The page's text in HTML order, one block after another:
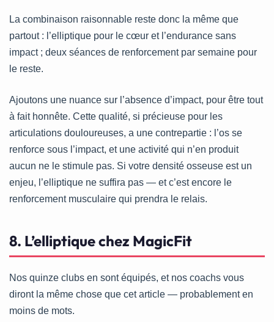
La combinaison raisonnable reste donc la même que
partout : l’elliptique pour le cœur et l’endurance sans
impact ; deux séances de renforcement par semaine pour
le reste.
Ajoutons une nuance sur l’absence d’impact, pour être tout
à fait honnête. Cette qualité, si précieuse pour les
articulations douloureuses, a une contrepartie : l’os se
renforce sous l’impact, et une activité qui n’en produit
aucun ne le stimule pas. Si votre densité osseuse est un
enjeu, l’elliptique ne suffira pas — et c’est encore le
renforcement musculaire qui prendra le relais.
8. L’elliptique chez MagicFit
Nos quinze clubs en sont équipés, et nos coachs vous
diront la même chose que cet article — probablement en
moins de mots.